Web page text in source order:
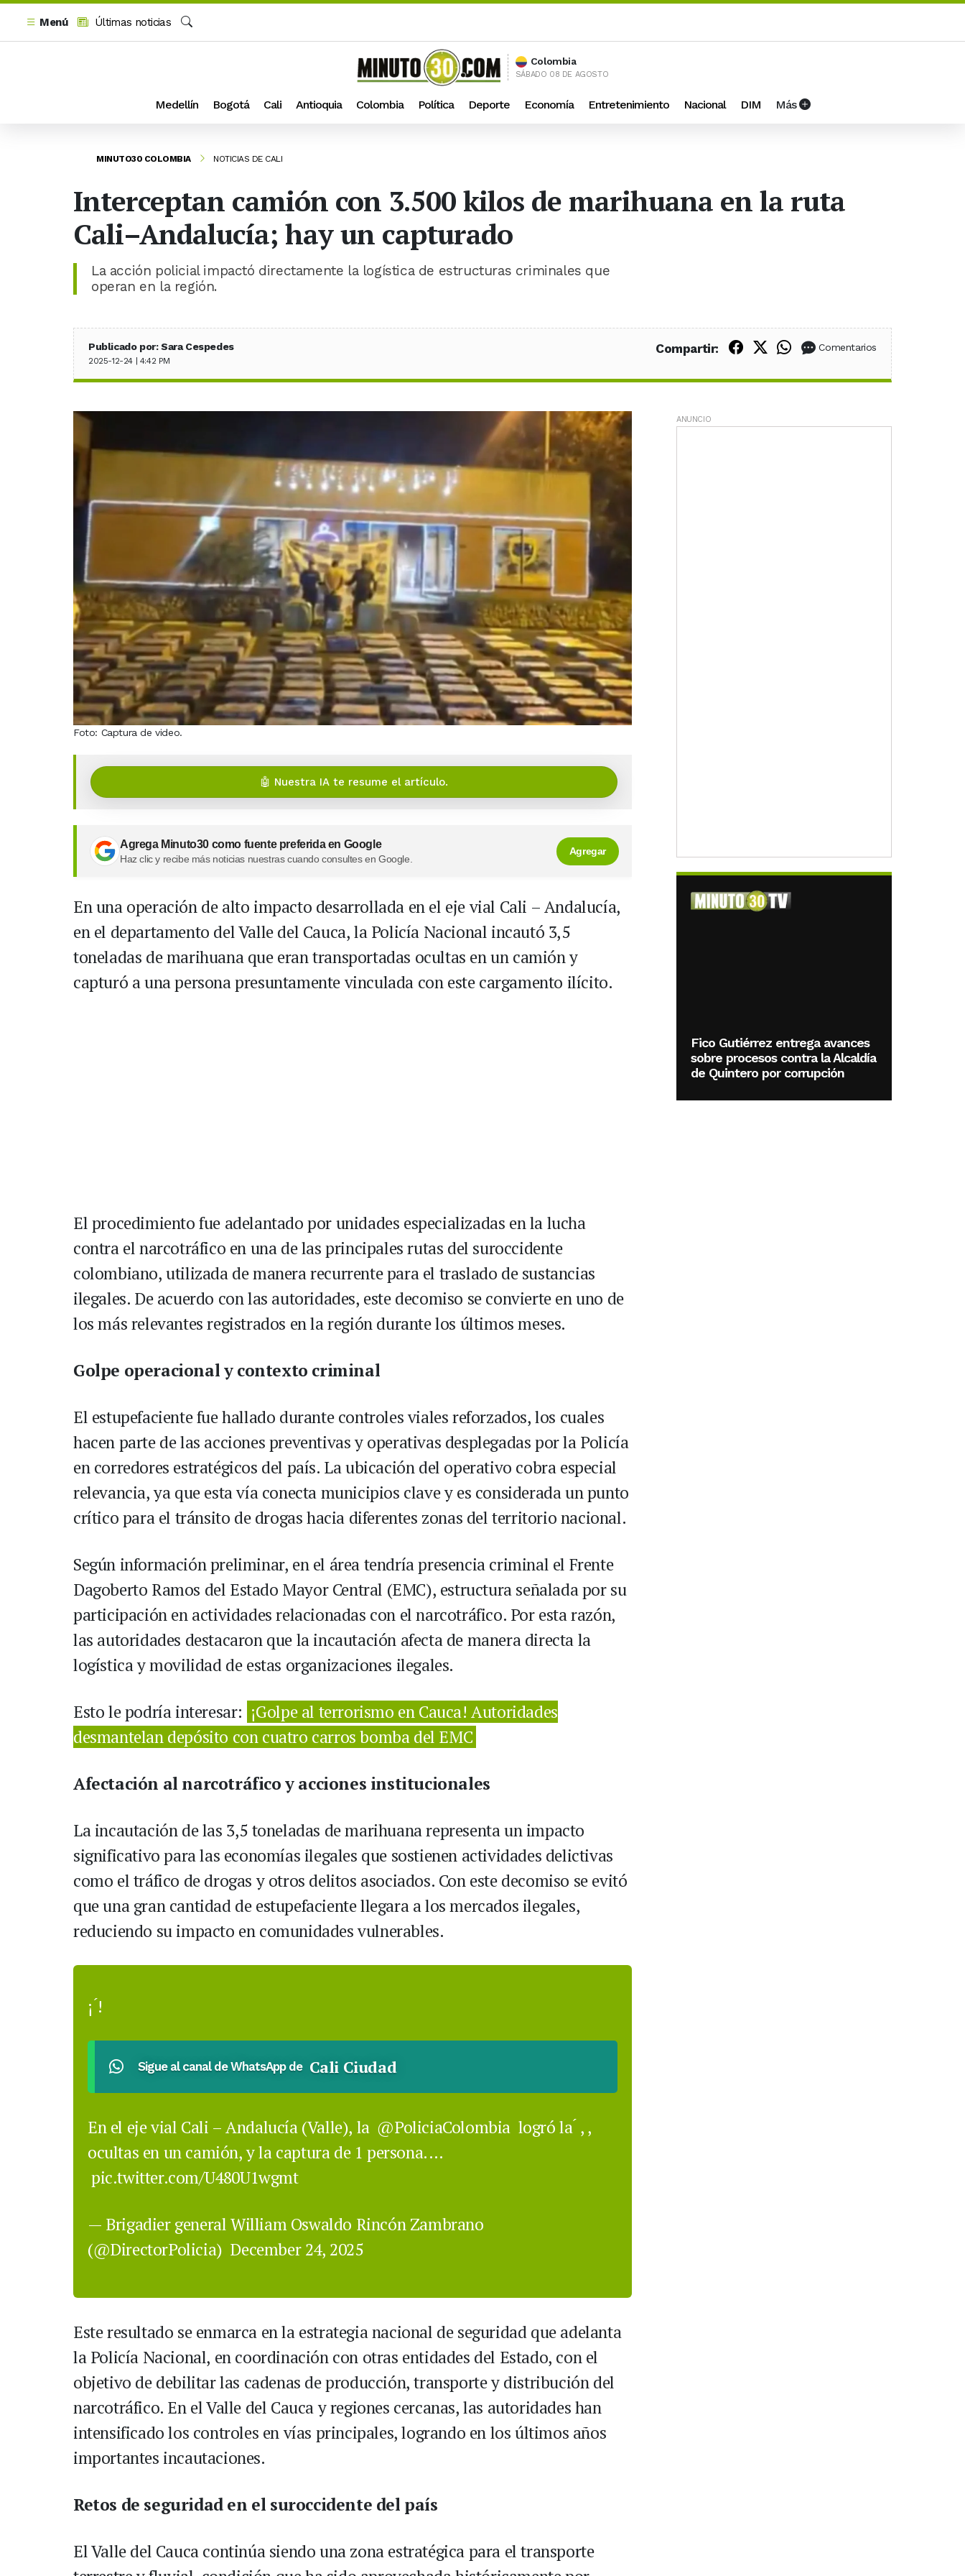
Menú
Últimas noticias
Buscar
Colombia
SÁBADO 08 DE AGOSTO
Medellín Bogotá Cali Antioquia Colombia Política Deporte Economía Entretenimiento Nacional DIM Más
MINUTO30 COLOMBIA NOTICIAS DE CALI
Interceptan camión con 3.500 kilos de marihuana en la ruta
Cali–Andalucía; hay un capturado
La acción policial impactó directamente la logística de estructuras criminales que
operan en la región.
Publicado por: Sara Cespedes
2025-12-24 | 4:42 PM
Compartir: Compartir en Facebook
Compartir en X (Twitter)
Compartir en WhatsApp
Comentarios
Foto: Captura de video.
🤖 Nuestra IA te resume el artículo.
Agrega Minuto30 como fuente preferida en Google
Haz clic y recibe más noticias nuestras cuando consultes en Google.
Agregar
En una operación de alto impacto desarrollada en el eje vial Cali – Andalucía,
en el departamento del Valle del Cauca, la Policía Nacional incautó 3,5
toneladas de marihuana que eran transportadas ocultas en un camión y
capturó a una persona presuntamente vinculada con este cargamento ilícito.
El procedimiento fue adelantado por unidades especializadas en la lucha
contra el narcotráfico en una de las principales rutas del suroccidente
colombiano, utilizada de manera recurrente para el traslado de sustancias
ilegales. De acuerdo con las autoridades, este decomiso se convierte en uno de
los más relevantes registrados en la región durante los últimos meses.
Golpe operacional y contexto criminal
El estupefaciente fue hallado durante controles viales reforzados, los cuales
hacen parte de las acciones preventivas y operativas desplegadas por la Policía
en corredores estratégicos del país. La ubicación del operativo cobra especial
relevancia, ya que esta vía conecta municipios clave y es considerada un punto
crítico para el tránsito de drogas hacia diferentes zonas del territorio nacional.
Según información preliminar, en el área tendría presencia criminal el Frente
Dagoberto Ramos del Estado Mayor Central (EMC), estructura señalada por su
participación en actividades relacionadas con el narcotráfico. Por esta razón,
las autoridades destacaron que la incautación afecta de manera directa la
logística y movilidad de estas organizaciones ilegales.
Esto le podría interesar: ¡Golpe al terrorismo en Cauca! Autoridades
desmantelan depósito con cuatro carros bomba del EMC
Afectación al narcotráfico y acciones institucionales
La incautación de las 3,5 toneladas de marihuana representa un impacto
significativo para las economías ilegales que sostienen actividades delictivas
como el tráfico de drogas y otros delitos asociados. Con este decomiso se evitó
que una gran cantidad de estupefaciente llegara a los mercados ilegales,
reduciendo su impacto en comunidades vulnerables.
¡ ́!
Sigue al canal de WhatsApp de Cali Ciudad
En el eje vial Cali – Andalucía (Valle), la @PoliciaColombia logró la ́ , ,
ocultas en un camión, y la captura de 1 persona.…
pic.twitter.com/U480U1wgmt
— Brigadier general William Oswaldo Rincón Zambrano
(@DirectorPolicia) December 24, 2025
Este resultado se enmarca en la estrategia nacional de seguridad que adelanta
la Policía Nacional, en coordinación con otras entidades del Estado, con el
objetivo de debilitar las cadenas de producción, transporte y distribución del
narcotráfico. En el Valle del Cauca y regiones cercanas, las autoridades han
intensificado los controles en vías principales, logrando en los últimos años
importantes incautaciones.
Retos de seguridad en el suroccidente del país
El Valle del Cauca continúa siendo una zona estratégica para el transporte
ANUNCIO
Fico Gutiérrez entrega avances
sobre procesos contra la Alcaldía
de Quintero por corrupción